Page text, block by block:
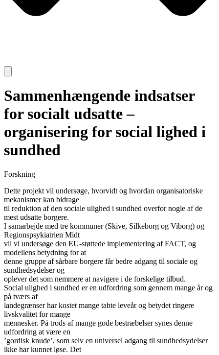
Sammenhængende indsatser
for socialt udsatte –
organisering for social lighed i
sundhed
Forskning
Dette projekt vil undersøge, hvorvidt og hvordan organisatoriske
mekanismer kan bidrage
til reduktion af den sociale ulighed i sundhed overfor nogle af de
mest udsatte borgere.
I samarbejde med tre kommuner (Skive, Silkeborg og Viborg) og
Regionspsykiatrien Midt
vil vi undersøge den EU-støttede implementering af FACT, og
modellens betydning for at
denne gruppe af sårbare borgere får bedre adgang til sociale og
sundhedsydelser og
oplever det som nemmere at navigere i de forskelige tilbud.
Social ulighed i sundhed er en udfordring som gennem mange år og
på tværs af
landegrænser har kostet mange tabte leveår og betydet ringere
livskvalitet for mange
mennesker. På trods af mange gode bestræbelser synes denne
udfordring at være en
’gordisk knude’, som selv en universel adgang til sundhedsydelser
ikke har kunnet løse. Det